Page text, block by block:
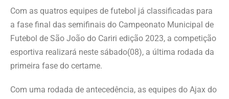
Com as quatros equipes de futebol já classificadas para
a fase final das semifinais do Campeonato Municipal de
Futebol de São João do Cariri edição 2023, a competição
esportiva realizará neste sábado(08), a última rodada da
primeira fase do certame.
Com uma rodada de antecedência, as equipes do Ajax do